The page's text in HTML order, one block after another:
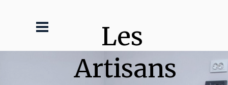
Les
Artisans